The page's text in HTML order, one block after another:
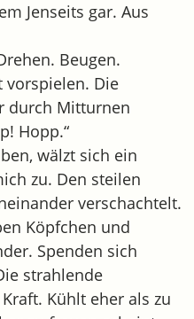
Jenseits gar. Aus
Beugen.
vorspielen. Die
durch Mitturnen
Hopp.“
wälzt sich ein
zu. Den steilen
verschachtelt.
Köpfchen und
Spenden sich
strahlende
Kühlt eher als zu